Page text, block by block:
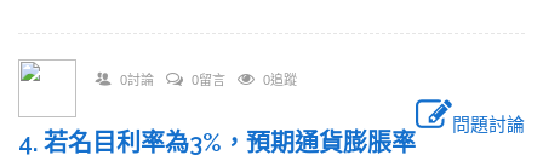
0討論 0留言 0追蹤
問題討論
4. 若名目利率為3%，預期通貨膨脹率